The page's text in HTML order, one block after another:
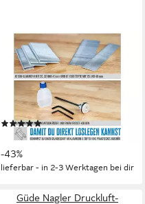
GÜDE
Nagler Druckluft-
Klammergerät, Set, 6 bar,
Stiftstärke 1,05 mm,
Klammerstärke 1 mm, inkl.
Koffer
(1)
ab 39,99 € UVP69,95 €
-43%
lieferbar - in 2-3 Werktagen bei dir
Güde Nagler Druckluft-